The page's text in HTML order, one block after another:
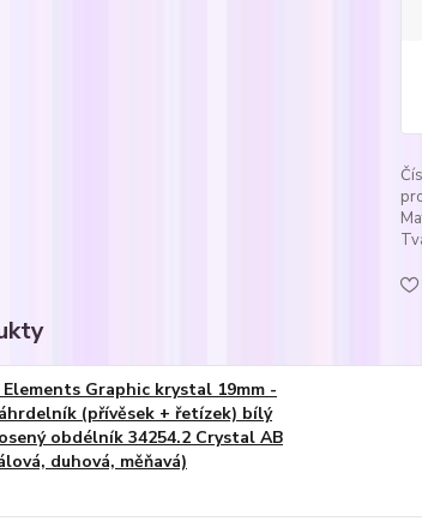
Graphic krystal 19mm -
(přívěsek + řetízek) bílý
obdélník 34254.2 Crystal AB
duhová, měňavá)